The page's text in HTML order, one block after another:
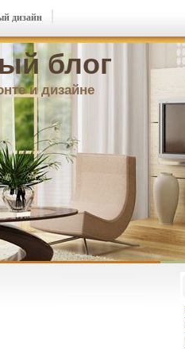
блог
и дизайне
дизайн